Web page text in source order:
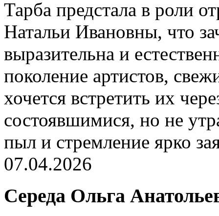
Тарба предстала в роли
Натальи Ивановны, что
выразительна и
поколение артистов,
хочется встретить их
состоявшимися, но не
пыл и стремление ярко
07.04.2026
Середа Ольга